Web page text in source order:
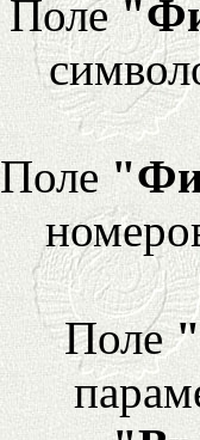
Поле
Поле
Поле